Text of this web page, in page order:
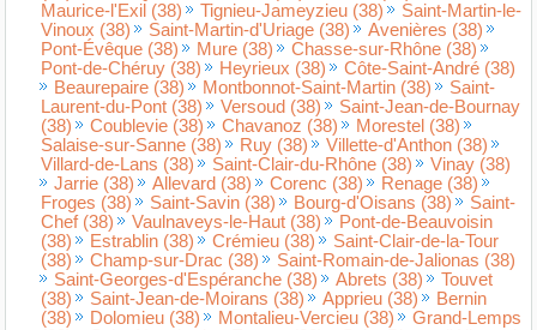
Maurice-l'Exil (38)
Tignieu-Jameyzieu (38)
Saint-Martin-le-
Vinoux (38)
Saint-Martin-d'Uriage (38)
Avenières (38)
Pont-Évêque (38)
Mure (38)
Chasse-sur-Rhône (38)
Pont-de-Chéruy (38)
Heyrieux (38)
Côte-Saint-André (38)
Beaurepaire (38)
Montbonnot-Saint-Martin (38)
Saint-
Laurent-du-Pont (38)
Versoud (38)
Saint-Jean-de-Bournay
(38)
Coublevie (38) Chavanoz (38)
Morestel (38)
Salaise-sur-Sanne (38)
Ruy (38)
Villette-d'Anthon (38)
Villard-de-Lans (38)
Saint-Clair-du-Rhône (38)
Vinay (38)
Jarrie (38)
Allevard (38) Corenc (38)
Renage (38)
Froges (38)
Saint-Savin (38) Bourg-d'Oisans (38)
Saint-
Chef (38)
Vaulnaveys-le-Haut (38)
Pont-de-Beauvoisin
(38)
Estrablin (38) Crémieu (38)
Saint-Clair-de-la-Tour
(38)
Champ-sur-Drac (38)
Saint-Romain-de-Jalionas (38)
Saint-Georges-d'Espéranche (38)
Abrets (38)
Touvet
(38)
Saint-Jean-de-Moirans (38) Apprieu (38)
Bernin
(38)
Dolomieu (38) Montalieu-Vercieu (38)
Grand-Lemps